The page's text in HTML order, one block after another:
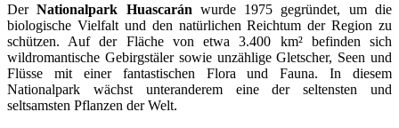
DerNationalpark Huascarán wurde 1975 gegründet, um die
biologische Vielfalt und den natürlichen Reichtum der Region zu
schützen. Auf der Fläche von etwa 3.400 km² befinden sich
wildromantische Gebirgstäler sowie unzählige Gletscher, Seen und
Flüsse mit einer fantastischen Flora und Fauna. In diesem
Nationalpark wächst unteranderem eine der seltensten und
seltsamsten Pflanzen der Welt.